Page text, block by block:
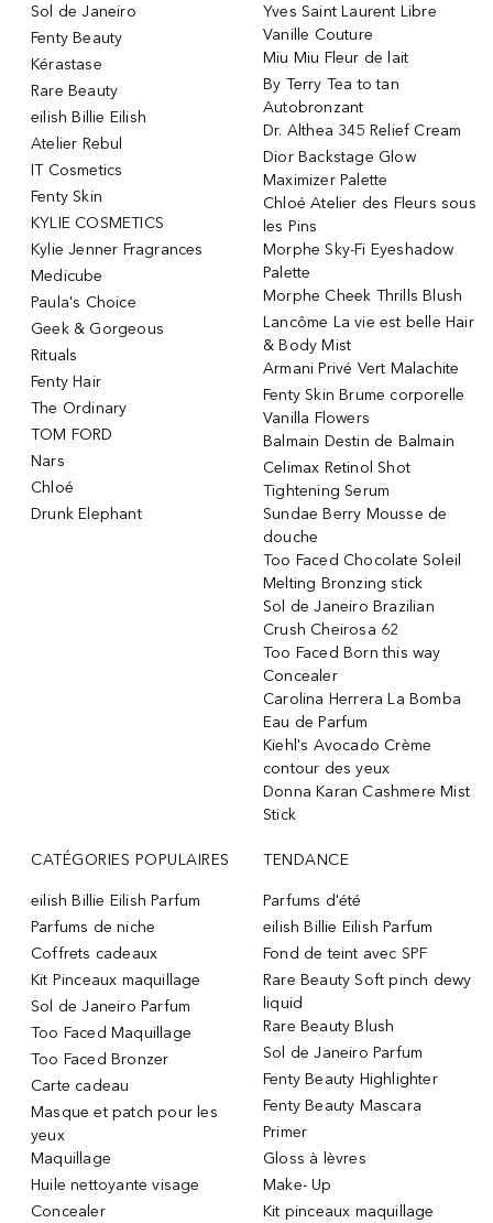
Sol de Janeiro
Fenty Beauty
Kérastase
Rare Beauty
eilish Billie Eilish
Atelier Rebul
IT Cosmetics
Fenty Skin
KYLIE COSMETICS
Kylie Jenner Fragrances
Medicube
Paula's Choice
Geek & Gorgeous
Rituals
Fenty Hair
The Ordinary
TOM FORD
Nars
Chloé
Drunk Elephant
Yves Saint Laurent Libre
Vanille Couture
Miu Miu Fleur de lait
By Terry Tea to tan
Autobronzant
Dr. Althea 345 Relief Cream
Dior Backstage Glow
Maximizer Palette
Chloé Atelier des Fleurs sous
les Pins
Morphe Sky-Fi Eyeshadow
Palette
Morphe Cheek Thrills Blush
Lancôme La vie est belle Hair
& Body Mist
Armani Privé Vert Malachite
Fenty Skin Brume corporelle
Vanilla Flowers
Balmain Destin de Balmain
Celimax Retinol Shot
Tightening Serum
Sundae Berry Mousse de
douche
Too Faced Chocolate Soleil
Melting Bronzing stick
Sol de Janeiro Brazilian
Crush Cheirosa 62
Too Faced Born this way
Concealer
Carolina Herrera La Bomba
Eau de Parfum
Kiehl's Avocado Crème
contour des yeux
Donna Karan Cashmere Mist
Stick
CATÉGORIES POPULAIRES
eilish Billie Eilish Parfum
Parfums de niche
Coffrets cadeaux
Kit Pinceaux maquillage
Sol de Janeiro Parfum
Too Faced Maquillage
Too Faced Bronzer
Carte cadeau
Masque et patch pour les
yeux
Maquillage
Huile nettoyante visage
Concealer
TENDANCE
Parfums d'été
eilish Billie Eilish Parfum
Fond de teint avec SPF
Rare Beauty Soft pinch dewy
liquid
Rare Beauty Blush
Sol de Janeiro Parfum
Fenty Beauty Highlighter
Fenty Beauty Mascara
Primer
Gloss à lèvres
Make- Up
Kit pinceaux maquillage